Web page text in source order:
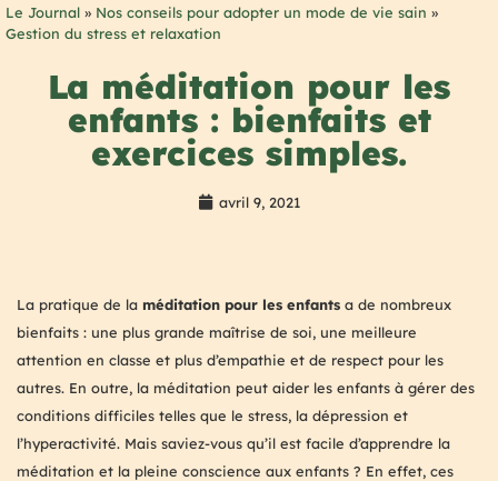
Le Journal » Nos conseils pour adopter un mode de vie sain »
Gestion du stress et relaxation
La méditation pour les
enfants : bienfaits et
exercices simples.
avril 9, 2021
La pratique de la méditation pour les enfants a de nombreux
bienfaits : une plus grande maîtrise de soi, une meilleure
attention en classe et plus d’empathie et de respect pour les
autres. En outre, la méditation peut aider les enfants à gérer des
conditions difficiles telles que le stress, la dépression et
l’hyperactivité. Mais saviez-vous qu’il est facile d’apprendre la
méditation et la pleine conscience aux enfants ? En effet, ces